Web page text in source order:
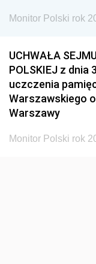
Monitor Polski rok
UCHWAŁA
POLSKIEJ z dnia
uczczenia
Warszawskiego
Warszawy
Monitor Polski rok